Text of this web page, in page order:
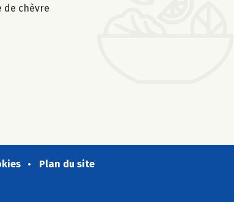
de chèvre
Plan du site